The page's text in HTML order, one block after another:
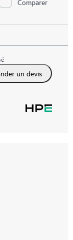
un devis